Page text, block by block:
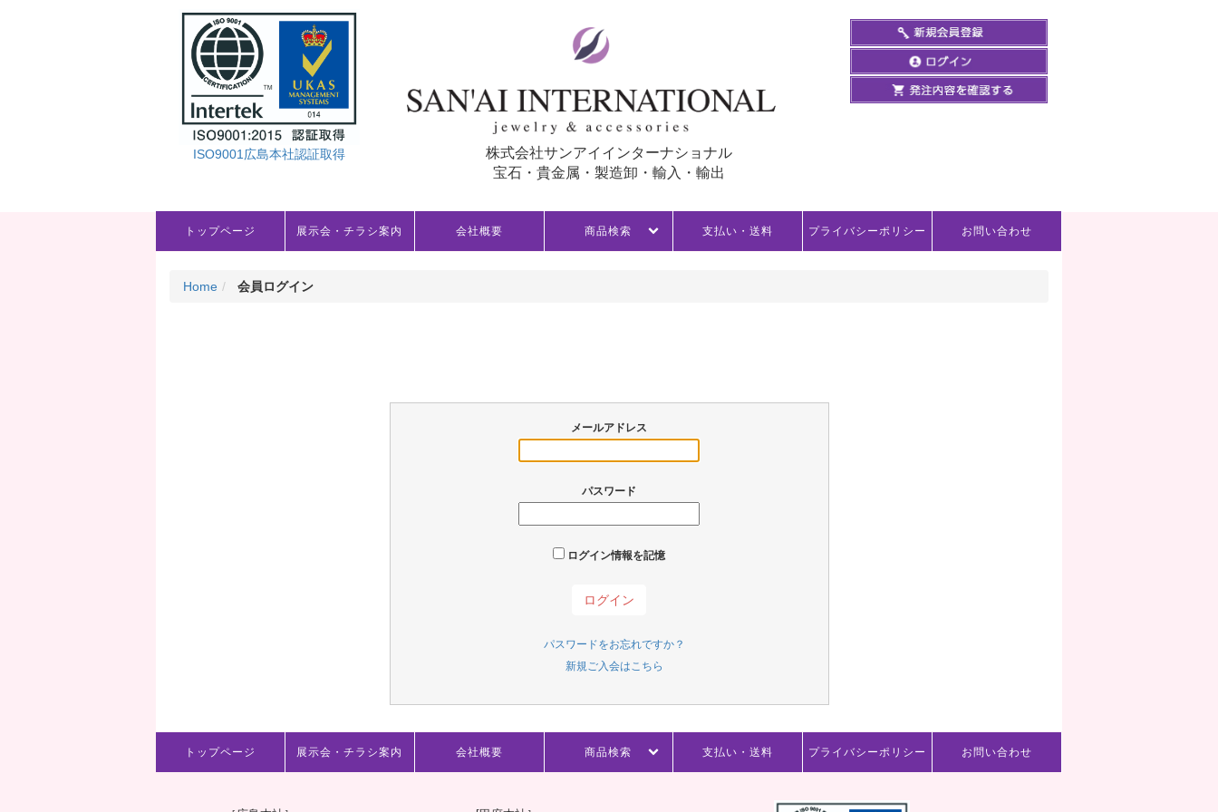
ISO9001広島本社認証取得
株式会社サンアイインターナショナル
宝石・貴金属・製造卸・輸入・輸出
トップページ 展示会・チラシ案内 会社概要 商品検索 支払い・送料 プライバシーポリシー お問い合わせ
Home 会員ログイン
メールアドレス
パスワード
ログイン情報を記憶
パスワードをお忘れですか？
新規ご入会はこちら
トップページ 展示会・チラシ案内 会社概要 商品検索 支払い・送料 プライバシーポリシー お問い合わせ